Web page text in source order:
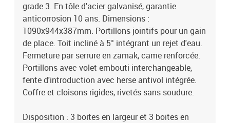
grade 3. En tôle d'acier galvanisé, garantie
anticorrosion 10 ans. Dimensions :
1090x944x387mm. Portillons jointifs pour un gain
de place. Toit incliné à 5° intégrant un rejet d'eau.
Fermeture par serrure en zamak, came renforcée.
Portillons avec volet embouti interchangeable,
fente d'introduction avec herse antivol intégrée.
Coffre et cloisons rigides, rivetés sans soudure.
Disposition : 3 boites en largeur et 3 boites en